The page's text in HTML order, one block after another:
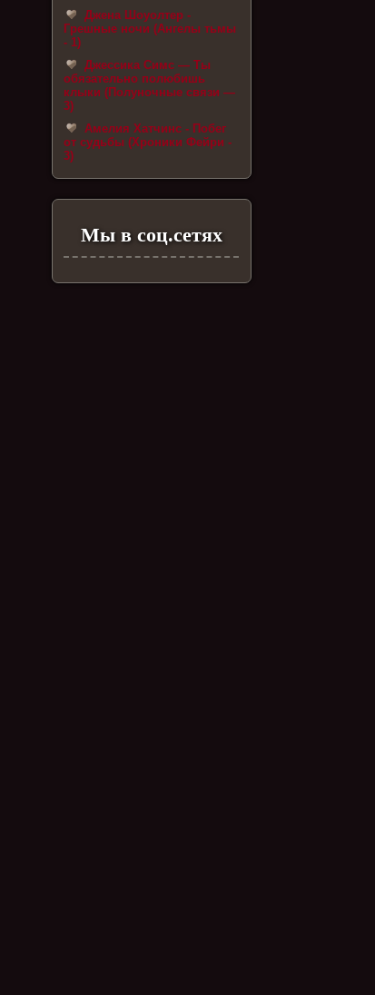
Джена Шоуолтер -
Грешные ночи (Ангелы тьмы
- 1)
Джессика Симс — Ты
обязательно полюбишь
клыки (Полуночные связи —
3)
Амелия Хатчинс - Побег
от судьбы (Хроники Фейри -
3)
Мы в соц.сетях